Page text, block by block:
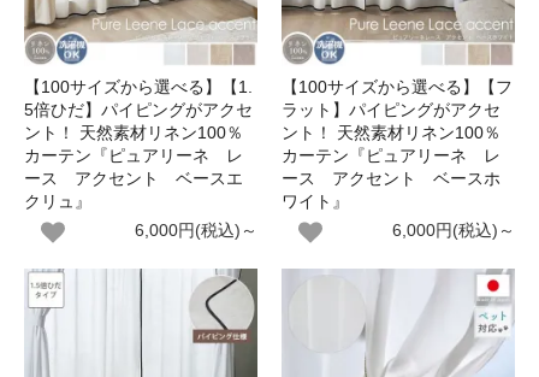
【100サイズから選べる】【1.
5倍ひだ】パイピングがアクセ
ント！ 天然素材リネン100％
カーテン『ピュアリーネ レ
ース アクセント ベースエ
クリュ』
6,000円(税込)～
【100サイズから選べる】【フ
ラット】パイピングがアクセ
ント！ 天然素材リネン100％
カーテン『ピュアリーネ レ
ース アクセント ベースホ
ワイト』
6,000円(税込)～